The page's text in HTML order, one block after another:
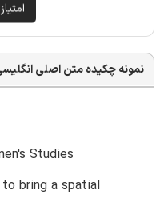
نمونه چکیده متن اصلی
Studies
bring a spatial